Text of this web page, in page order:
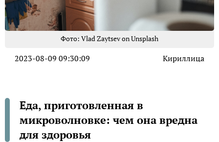
Фото: Vlad Zaytsev on Unsplash
2023-08-09 09:30:09 Кириллица
Еда, приготовленная в
микроволновке: чем она вредна
для здоровья